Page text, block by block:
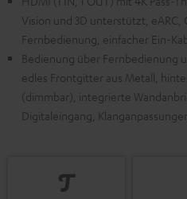
Vision und 3D unterstützt, eARC,
Fernbedienung, einfacher Ein-
Bedienung über Fernbedienung
edles Frontgitter aus Metall,
(dimmbar), integrierte
Digitaleingang,